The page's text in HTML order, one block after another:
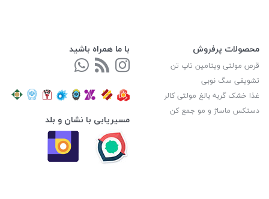
محصولات پرفروش
قرص مولتی ویتامین تاپ تن
تشویقی سگ نوبی
غذا خشک گربه بالغ مولتی کالر
دستکس ماساژ و مو جمع کن
با ما همراه باشید
مسیریابی با نشان و بلد